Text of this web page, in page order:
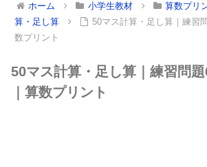
ホーム 小学生教材 算数プリ
算・足し算
50マス計算・足し算｜練習
数プリント
50マス計算・足し算｜練習問
｜算数プリント